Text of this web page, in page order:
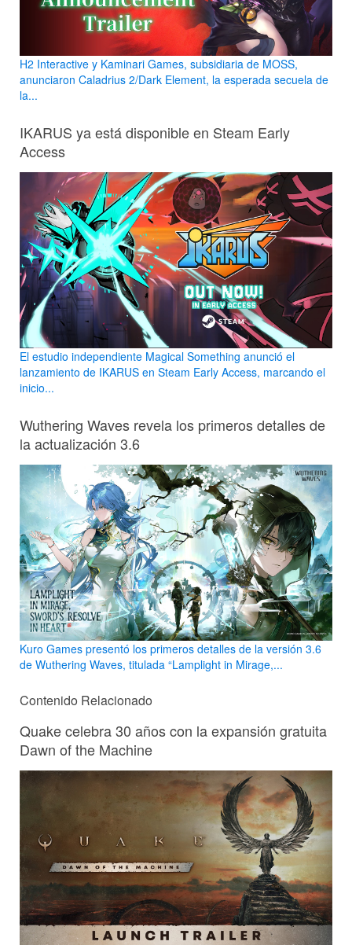
H2 Interactive y Kaminari Games, subsidiaria de MOSS,
anunciaron Caladrius 2/Dark Element, la esperada secuela de
la...
IKARUS ya está disponible en Steam Early
Access
El estudio independiente Magical Something anunció el
lanzamiento de IKARUS en Steam Early Access, marcando el
inicio...
Wuthering Waves revela los primeros detalles de
la actualización 3.6
Kuro Games presentó los primeros detalles de la versión 3.6
de Wuthering Waves, titulada “Lamplight in Mirage,...
Contenido Relacionado
Quake celebra 30 años con la expansión gratuita
Dawn of the Machine